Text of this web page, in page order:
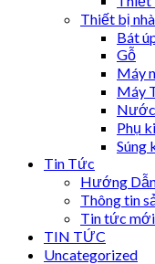
Thiết bị
Bát
Gỗ
Máy
Máy
Phụ
Súng
Tin Tức
Hướng
Thông tin
Tin tức
TIN TỨC
Uncategorized